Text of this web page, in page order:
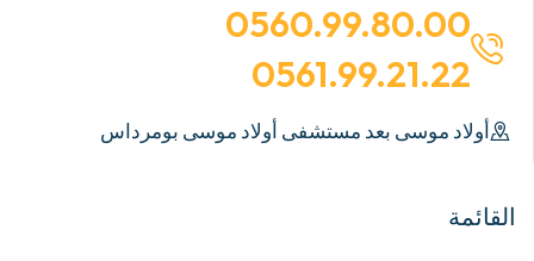
0560.99.80.00
0561.99.21.22
أولاد موسى بعد مستشفى أولاد موسى بومرداس
القائمة